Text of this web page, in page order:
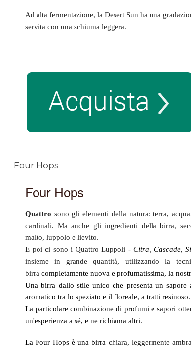
Ad alta fermentazione, la Desert Sun ha una
servita con una schiuma leggera.
Four Hops
Four Hops
Quattro sono gli elementi della natura: terra,
cardinali. Ma anche gli ingredienti della birra,
malto, luppolo e lievito.
E poi ci sono i Quattro Luppoli - Citra, Cascade,
insieme in grande quantità, utilizzando la
birra completamente nuova e profumatissima, la
Una birra dallo stile unico che presenta un sapore
aromatico tra lo speziato e il floreale, a tratti resinoso.
La particolare combinazione di profumi e sapori
un'esperienza a sé, e ne richiama altri.
La Four Hops è una birra chiara, leggermente